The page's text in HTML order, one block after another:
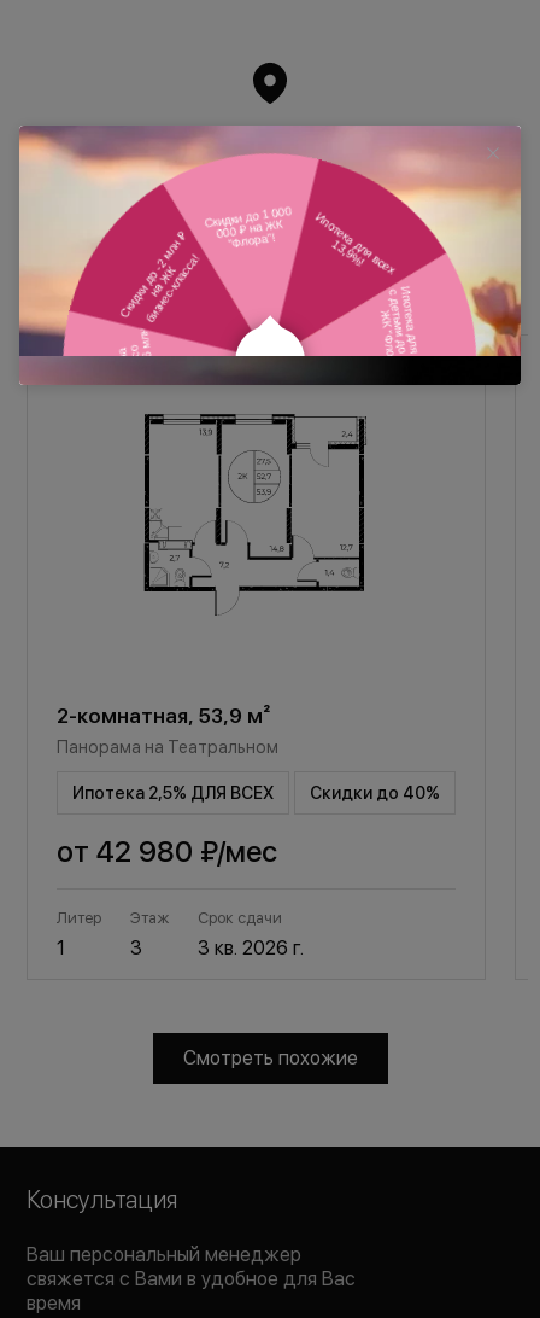
Похожие планировки
2-комнатная, 53,9 м²
Панорама на Театральном
Ипотека 2,5% ДЛЯ ВСЕХ Скидки до 40%
от42 980 ₽/мес
Литер
1
Этаж
3
Срок сдачи
3 кв. 2026 г.
Смотреть похожие
Консультация
Ваш персональный менеджер
свяжется с Вами в удобное для Вас
время